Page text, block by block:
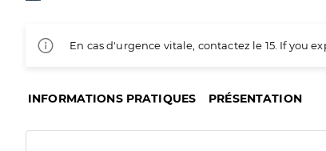
En cas d'urgence vitale, contactez le 15. If you
INFORMATIONS PRATIQUES PRÉSENTATION